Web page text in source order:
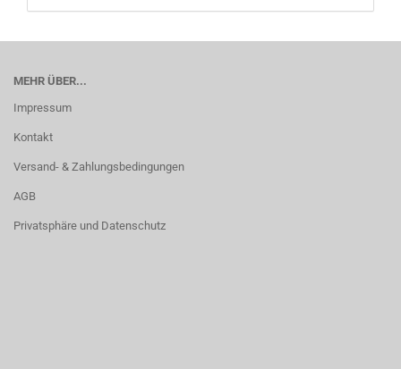
MEHR ÜBER...
Impressum
Kontakt
Versand- & Zahlungsbedingungen
AGB
Privatsphäre und Datenschutz